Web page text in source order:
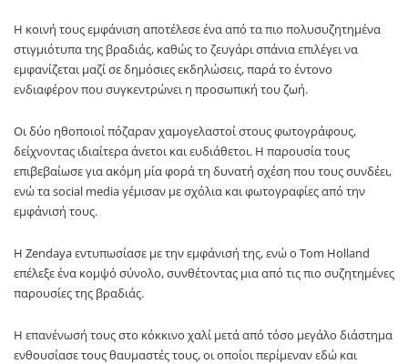
Η κοινή τους εμφάνιση αποτέλεσε ένα από τα πιο πολυσυζητημένα
στιγμιότυπα της βραδιάς, καθώς το ζευγάρι σπάνια επιλέγει να
εμφανίζεται μαζί σε δημόσιες εκδηλώσεις, παρά το έντονο
ενδιαφέρον που συγκεντρώνει η προσωπική του ζωή.
Οι δύο ηθοποιοί πόζαραν χαμογελαστοί στους φωτογράφους,
δείχνοντας ιδιαίτερα άνετοι και ευδιάθετοι. Η παρουσία τους
επιβεβαίωσε για ακόμη μία φορά τη δυνατή σχέση που τους συνδέει,
ενώ τα social media γέμισαν με σχόλια και φωτογραφίες από την
εμφάνισή τους.
Η Zendaya εντυπωσίασε με την εμφάνισή της, ενώ ο Tom Holland
επέλεξε ένα κομψό σύνολο, συνθέτοντας μια από τις πιο συζητημένες
παρουσίες της βραδιάς.
Η επανένωσή τους στο κόκκινο χαλί μετά από τόσο μεγάλο διάστημα
ενθουσίασε τους θαυμαστές τους, οι οποίοι περίμεναν εδώ και